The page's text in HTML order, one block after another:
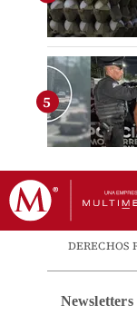
DERECHOS
Newsletters